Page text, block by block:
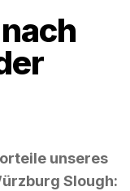
unseres
Slough: